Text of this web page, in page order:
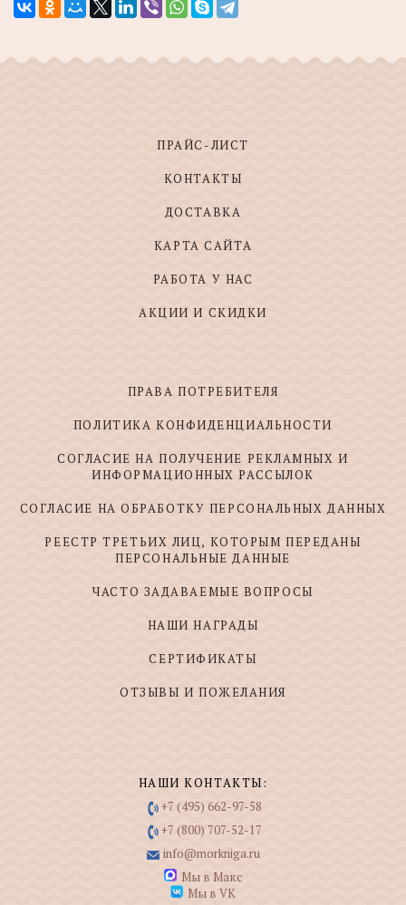
ПРАЙС-ЛИСТ
КОНТАКТЫ
ДОСТАВКА
КАРТА САЙТА
РАБОТА У НАС
АКЦИИ И СКИДКИ
ПРАВА ПОТРЕБИТЕЛЯ
ПОЛИТИКА КОНФИДЕНЦИАЛЬНОСТИ
СОГЛАСИЕ НА ПОЛУЧЕНИЕ РЕКЛАМНЫХ И
ИНФОРМАЦИОННЫХ РАССЫЛОК
СОГЛАСИЕ НА ОБРАБОТКУ ПЕРСОНАЛЬНЫХ ДАННЫХ
РЕЕСТР ТРЕТЬИХ ЛИЦ, КОТОРЫМ ПЕРЕДАНЫ
ПЕРСОНАЛЬНЫЕ ДАННЫЕ
ЧАСТО ЗАДАВАЕМЫЕ ВОПРОСЫ
НАШИ НАГРАДЫ
СЕРТИФИКАТЫ
ОТЗЫВЫ И ПОЖЕЛАНИЯ
НАШИ КОНТАКТЫ:
+7 (495) 662-97-58
+7 (800) 707-52-17
info@morkniga.ru
Мы в Макс
Мы в VK